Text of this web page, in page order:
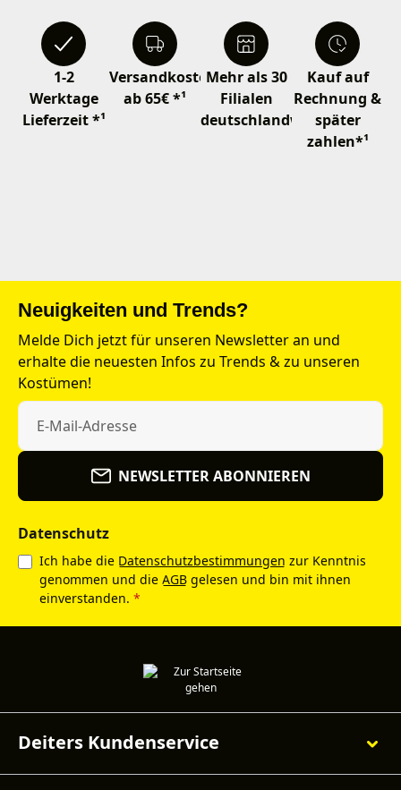
1-2
Werktage
Lieferzeit *¹
Versandkostenfrei
ab 65€ *¹
Mehr als 30
Filialen
deutschlandweit
Kauf auf
Rechnung &
später
zahlen*¹
Neuigkeiten und Trends?
Melde Dich jetzt für unseren Newsletter an und
erhalte die neuesten Infos zu Trends & zu unseren
Kostümen!
NEWSLETTER ABONNIEREN
Datenschutz
Ich habe die Datenschutzbestimmungen zur Kenntnis
genommen und die AGB gelesen und bin mit ihnen
einverstanden. *
Deiters Kundenservice